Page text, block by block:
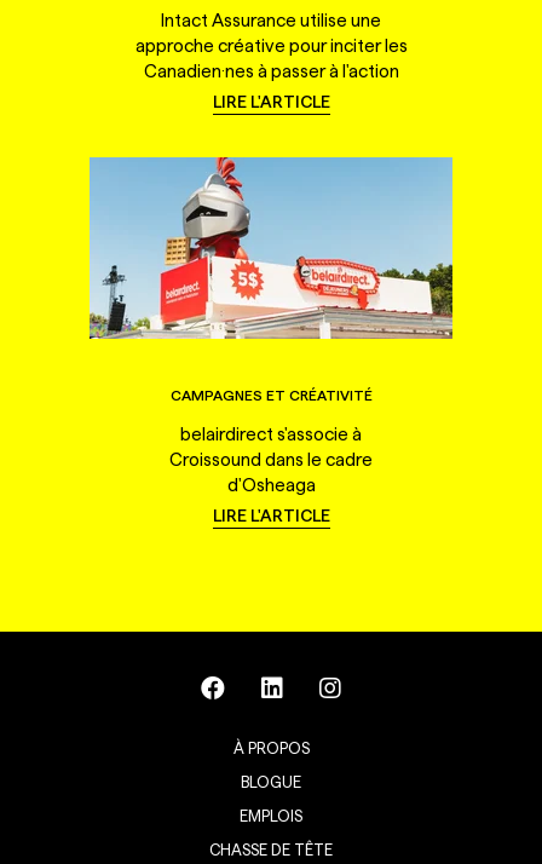
Intact Assurance utilise une
approche créative pour inciter les
Canadien·nes à passer à l'action
LIRE L'ARTICLE
CAMPAGNES ET CRÉATIVITÉ
belairdirect s'associe à
Croissound dans le cadre
d'Osheaga
LIRE L'ARTICLE
À PROPOS
BLOGUE
EMPLOIS
CHASSE DE TÊTE